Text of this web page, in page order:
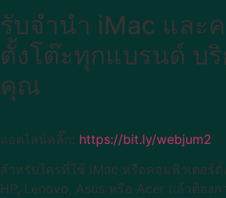
รับจำนำ iMac และ
ตั้งโต๊ะทุกแบรนด์ บ
คุณ
แอดไลน์คลิ๊ก: https://bit.ly/webjum2
สำหรับใครที่ใช้ iMac หรือคอมพิวเตอร์ตั้
HP, Lenovo, Asus หรือ Acer แล้วต้อง